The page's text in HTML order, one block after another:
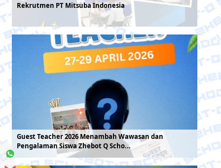
Rekrutmen PT Mitsuba Indonesia
Guest Teacher 2026 Menambah Wawasan dan
Pengalaman Siswa Zhebot Q Scho...